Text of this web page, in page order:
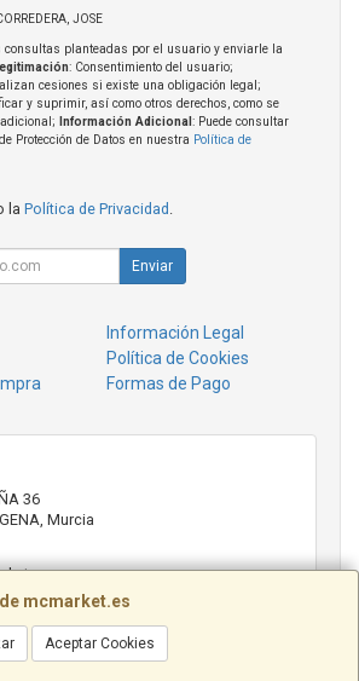
mcmarket.es
Aceptar Cookies
JOSE
consultas planteadas por el usuario y enviarle la
: Consentimiento del usuario;
cesiones si existe una obligación legal;
y suprimir, así como otros derechos, como se
Información Adicional : Puede consultar
Protección de Datos en nuestra Política de
la Política de Privacidad
Enviar
Información Legal
Política de Cookies
Formas de Pago
36
Murcia